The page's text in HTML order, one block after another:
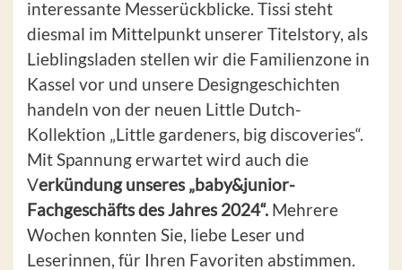
interessante Messerückblicke. Tissi steht
diesmal im Mittelpunkt unserer Titelstory, als
Lieblingsladen stellen wir die Familienzone in
Kassel vor und unsere Designgeschichten
handeln von der neuen Little Dutch-
Kollektion „Little gardeners, big discoveries“.
Mit Spannung erwartet wird auch die
Verkündung unseres „baby&junior-
Fachgeschäfts des Jahres 2024“. Mehrere
Wochen konnten Sie, liebe Leser und
Leserinnen, für Ihren Favoriten abstimmen.